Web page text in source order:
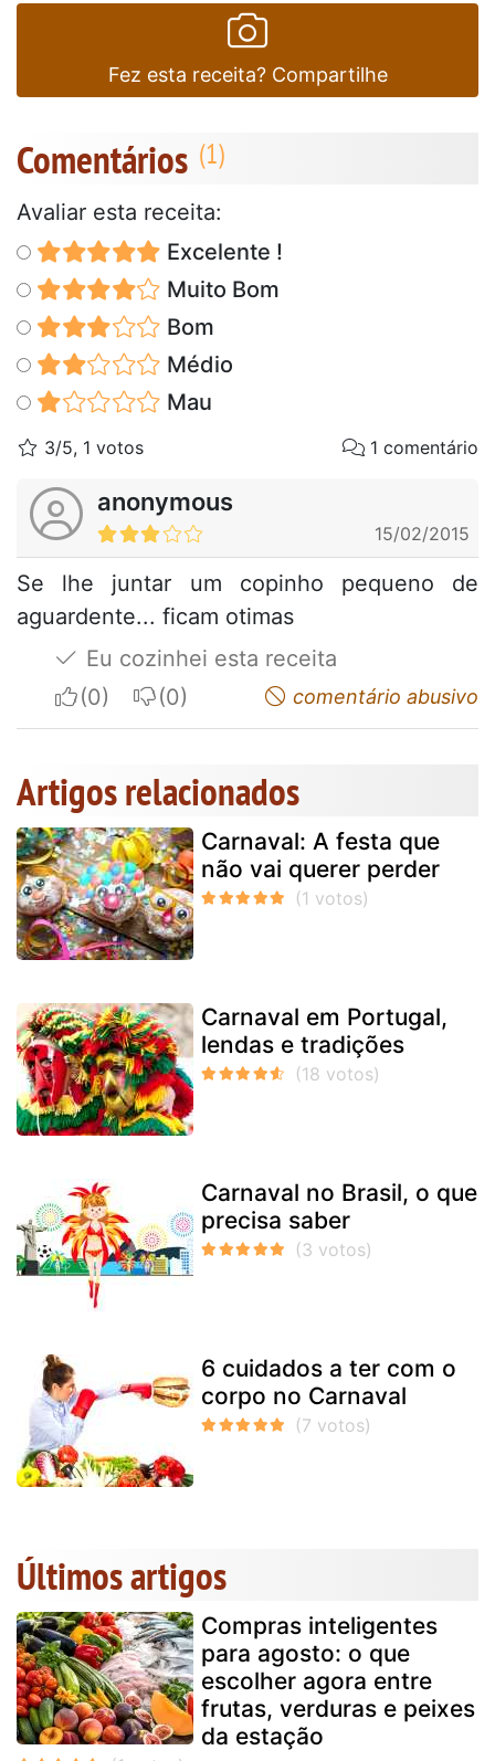
Fez esta receita? Compartilhe
Comentários
Avaliar esta receita:
Excelente !
Muito Bom
Bom
Médio
Mau
3/5, 1 votos 1 comentário
anonymous
15/02/2015
Se lhe juntar um copinho pequeno de
aguardente... ficam otimas
Eu cozinhei esta receita
I apreciateI do not appreciatecomentário abusivo
Artigos relacionados
Carnaval: A festa que
não vai querer perder
Carnaval em Portugal,
lendas e tradições
Carnaval no Brasil, o que
precisa saber
6 cuidados a ter com o
corpo no Carnaval
Últimos artigos
Compras inteligentes
para agosto: o que
escolher agora entre
frutas, verduras e peixes
da estação